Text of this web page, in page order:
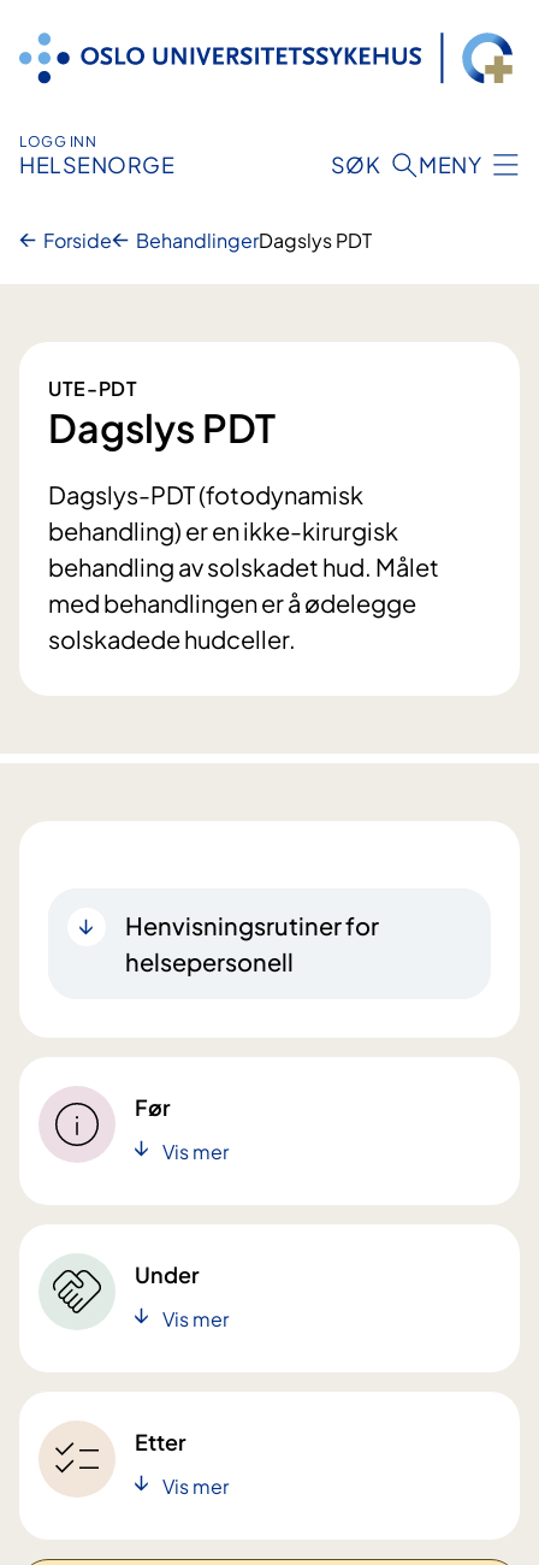
innhold
LOGG INN
HELSENORGE SØK MENY
Forside BehandlingerDagslys PDT
UTE-PDT
Dagslys PDT
Dagslys-PDT (fotodynamisk
behandling) er en ikke-kirurgisk
behandling av solskadet hud. Målet
med behandlingen er å ødelegge
solskadede hudceller.
Henvisningsrutiner for
helsepersonell
Før
Vis mer
Under
Vis mer
Etter
Vis mer